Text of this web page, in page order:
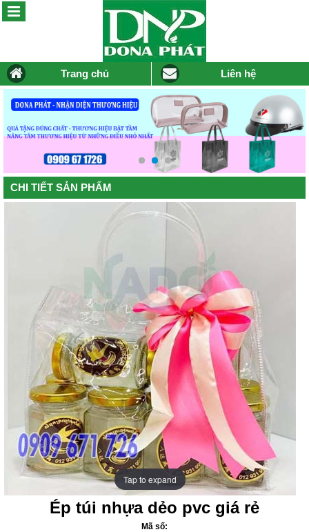
Trang chủ Liên hệ
CHI TIẾT SẢN PHẨM
Tap to expand
Tap to expand
Ép túi nhựa dẻo pvc giá rẻ
Mã số: